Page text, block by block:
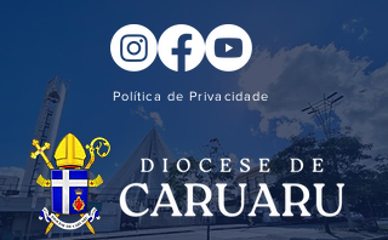
Política de Privacidade